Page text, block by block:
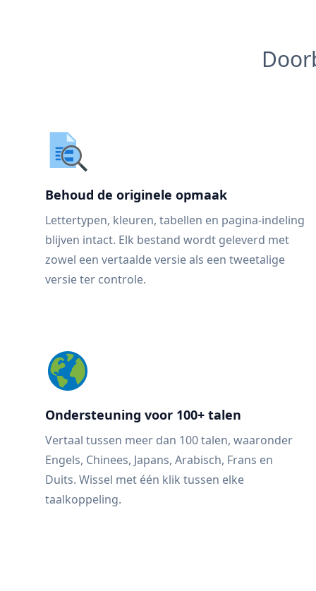
Behoud de originele opmaak
Lettertypen, kleuren, tabellen en pagina-indeling
blijven intact. Elk bestand wordt geleverd met
zowel een vertaalde versie als een tweetalige
versie ter controle.
Ondersteuning voor 100+ talen
Vertaal tussen meer dan 100 talen, waaronder
Engels, Chinees, Japans, Arabisch, Frans en
Duits. Wissel met één klik tussen elke
taalkoppeling.